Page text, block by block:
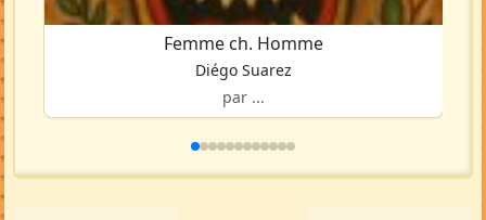
Femme ch. Homme
Diégo Suarez
par ...